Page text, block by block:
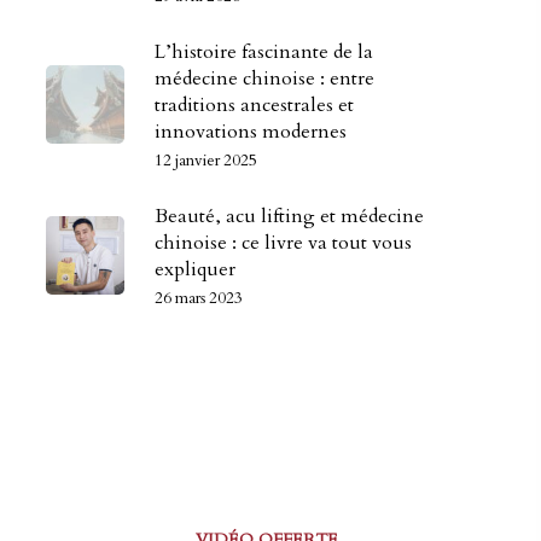
L’histoire fascinante de la
médecine chinoise : entre
traditions ancestrales et
innovations modernes
12 janvier 2025
Beauté, acu lifting et médecine
chinoise : ce livre va tout vous
expliquer
26 mars 2023